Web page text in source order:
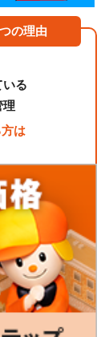
の理由
る
理
は